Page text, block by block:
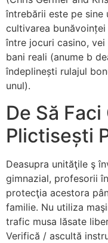
întrebării este pe sine
cultivarea bunăvoinței
între jocuri casino,
bani reali (anume b
îndeplinești rulajul
unul).
De Să Faci
Plictisești
Deasupra unităţile ş
gimnazial, profesorii
protecţia acestora
familie. Nu utiliza
trafic musa lăsate
Verifică / ascultă